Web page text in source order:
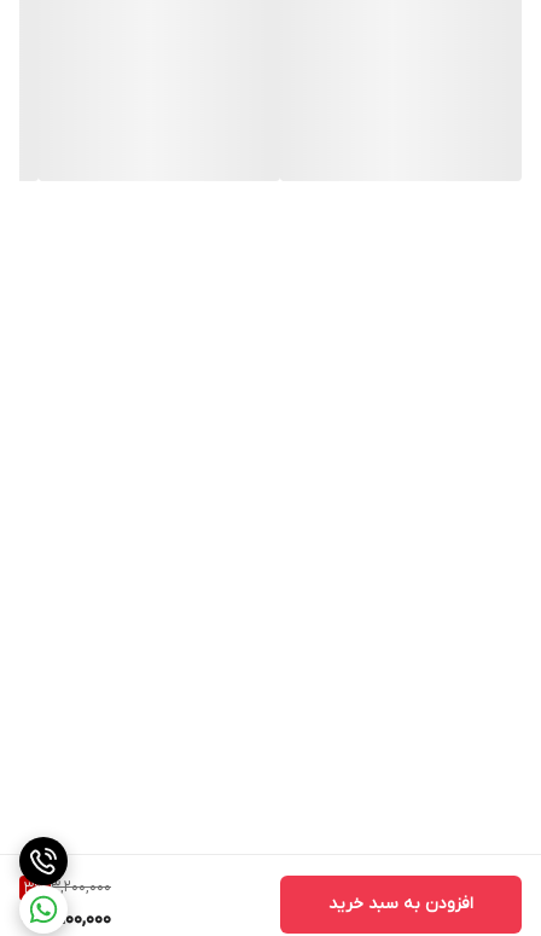
3,200,000
3%
3,100,000
افزودن به سبد خرید